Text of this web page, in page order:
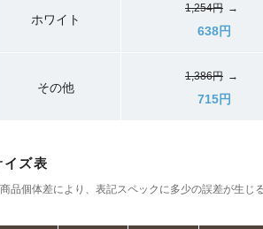
ホワイト
1,254円 →
638円
その他
1,386円 →
715円
イズ表
品個体差により、表記スペックに多少の誤差が生じ